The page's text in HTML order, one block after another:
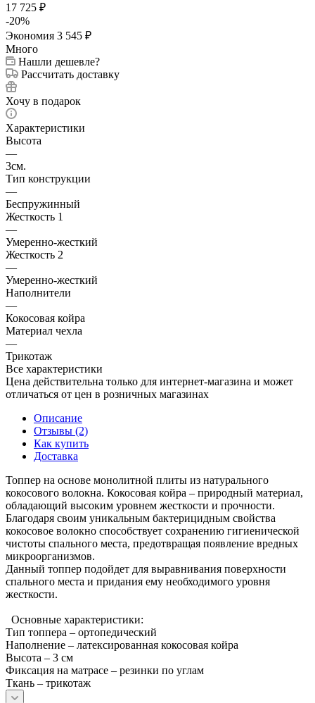
17 725 ₽
-20%
Экономия 3 545 ₽
Много
Нашли дешевле?
Рассчитать доставку
Хочу в подарок
Характеристики
Высота
—
3см.
Тип конструкции
—
Беспружинный
Жесткость 1
—
Умеренно-жесткий
Жесткость 2
—
Умеренно-жесткий
Наполнители
—
Кокосовая койра
Материал чехла
—
Трикотаж
Все характеристики
Цена действительна только для интернет-магазина и может
отличаться от цен в розничных магазинах
Описание
Отзывы (2)
Как купить
Доставка
Топпер на основе монолитной плиты из натурального
кокосового волокна. Кокосовая койра – природный материал,
обладающий высоким уровнем жесткости и прочности.
Благодаря своим уникальным бактерицидным свойства
кокосовое волокно способствует сохранению гигиенической
чистоты спального места, предотвращая появление вредных
микроорганизмов.
Данный топпер подойдет для выравнивания поверхности
спального места и придания ему необходимого уровня
жесткости.
Основные характеристики:
Тип топпера – ортопедический
Наполнение – латексированная кокосовая койра
Высота – 3 см
Фиксация на матрасе – резинки по углам
Ткань – трикотаж